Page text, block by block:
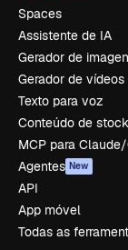
Spaces
Assistente de IA
Gerador de
Gerador de vídeos
Texto para voz
Conteúdo de stock
MCP para
Agentes New
API
App móvel
Todas as